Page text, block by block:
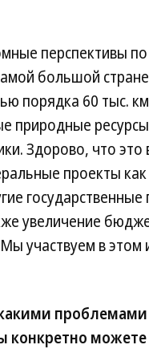
перспективы по
большой
порядка 60 тыс.
природные
Здорово, что
проекты
увеличение
участвуем в этом
проблемами
конкретно